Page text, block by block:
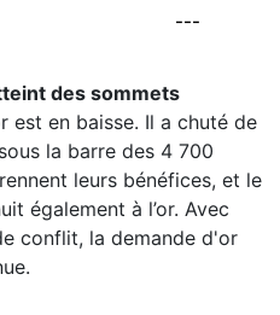
---
des sommets
est en baisse. Il a chuté de
la barre des 4 700
leurs bénéfices, et le
également à l’or. Avec
conflit, la demande d'or